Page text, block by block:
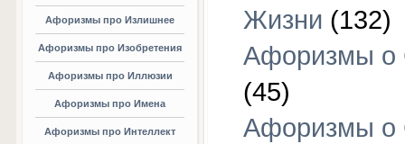
Афоризмы про Излишнее
Афоризмы про Изобретения
Афоризмы про Иллюзии
Афоризмы про Имена
Афоризмы про Интеллект
Жизни (132)
Афоризмы о
(45)
Афоризмы о